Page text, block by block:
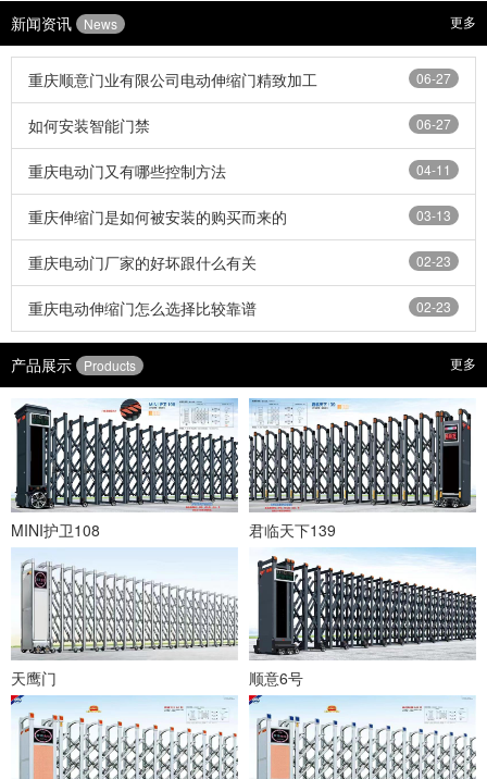
新闻资讯 News 更多
06-27
重庆顺意门业有限公司电动伸缩门精致加工
06-27
如何安装智能门禁
04-11
重庆电动门又有哪些控制方法
03-13
重庆伸缩门是如何被安装的购买而来的
02-23
重庆电动门厂家的好坏跟什么有关
02-23
重庆电动伸缩门怎么选择比较靠谱
产品展示 Products 更多
MINI护卫108 君临天下139
天鹰门 顺意6号